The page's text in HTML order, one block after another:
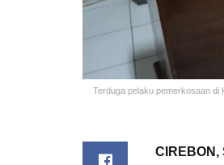
Terduga pelaku pemerkosaan di
CIREBON,